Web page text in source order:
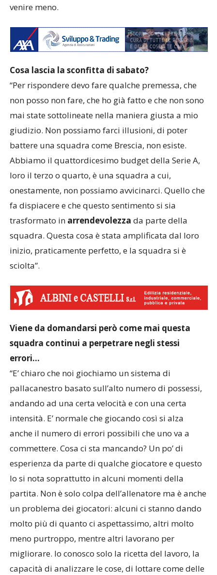
venire meno.
Cosa lascia la sconfitta di sabato?
“Per rispondere devo fare qualche premessa, che
non posso non fare, che ho già fatto e che non sono
mai state sottolineate nella maniera giusta a mio
giudizio. Non possiamo farci illusioni, di poter
battere una squadra come Brescia, non esiste.
Abbiamo il quattordicesimo budget della Serie A,
loro il terzo o quarto, è una squadra a cui,
onestamente, non possiamo avvicinarci. Quello che
fa dispiacere e che questo sentimento si sia
trasformato in arrendevolezza da parte della
squadra. Questa cosa è stata amplificata dal loro
inizio, praticamente perfetto, e la squadra si è
sciolta”.
Viene da domandarsi però come mai questa
squadra continui a perpetrare negli stessi
errori…
“E’ chiaro che noi giochiamo un sistema di
pallacanestro basato sull’alto numero di possessi,
andando ad una certa velocità e con una certa
intensità. E’ normale che giocando così si alza
anche il numero di errori possibili che uno va a
commettere. Cosa ci sta mancando? Un po’ di
esperienza da parte di qualche giocatore e questo
lo si nota soprattutto in alcuni momenti della
partita. Non è solo colpa dell’allenatore ma è anche
un problema dei giocatori: alcuni ci stanno dando
molto più di quanto ci aspettassimo, altri molto
meno purtroppo, mentre altri lavorano per
migliorare. Io conosco solo la ricetta del lavoro, la
capacità di analizzare le cose, di lottare come delle